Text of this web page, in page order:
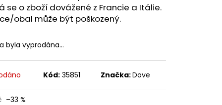
se o zboží dovážené z Francie a Itálie.
obal může být poškozený.
byla vyprodána…
Kód: 35851 Značka:Dove
–33 %